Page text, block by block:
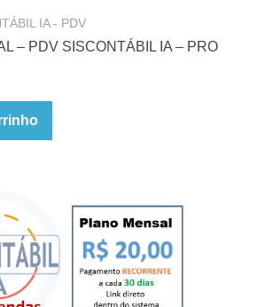
IA - PDV
– PDV SISCONTÁBIL IA – PRO